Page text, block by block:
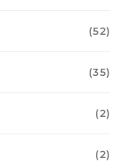
(52)
(35)
(2)
(2)